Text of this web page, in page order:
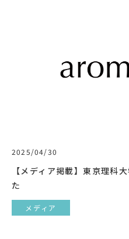
2025/04/30
【メディア掲載】東京理科
た
メディア